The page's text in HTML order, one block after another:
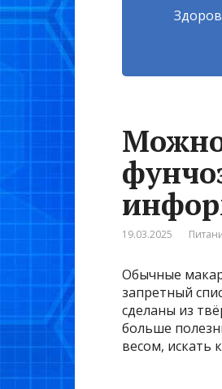
Можно
19.03.2025
Обычные
запретный
сделаны из
больше
весом, искать